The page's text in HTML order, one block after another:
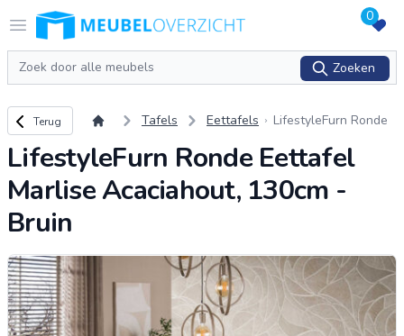
Open menu
Logo Meubeloverzicht.nl 0
Zoeken
Zoeken
Terug naar overzicht
Terug Tafels Eettafels
LifestyleFurn Ronde
ciahout, 130cm - Brui
LifestyleFurn Ronde Eettafel
Marlise Acaciahout, 130cm -
Bruin